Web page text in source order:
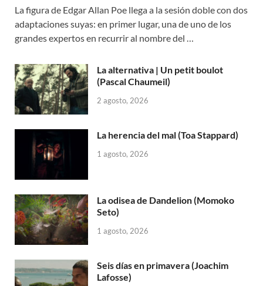
La figura de Edgar Allan Poe llega a la sesión doble con dos
adaptaciones suyas: en primer lugar, una de uno de los
grandes expertos en recurrir al nombre del …
La alternativa | Un petit boulot
(Pascal Chaumeil)
2 agosto, 2026
La herencia del mal (Toa Stappard)
1 agosto, 2026
La odisea de Dandelion (Momoko
Seto)
1 agosto, 2026
Seis días en primavera (Joachim
Lafosse)